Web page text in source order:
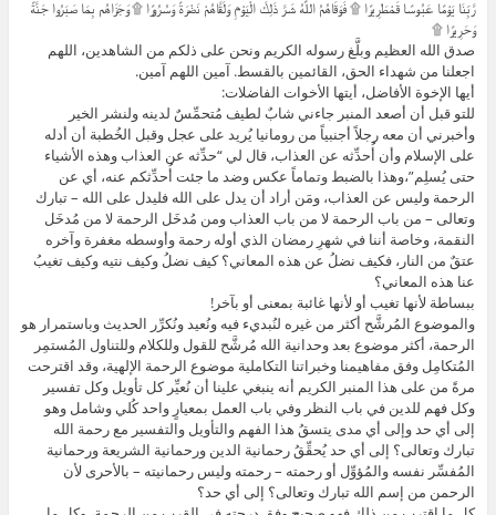
رَّبِّنَا يَوْمًا عَبُوسًا قَمْطَرِيرًا ۩ فَوَقَاهُمُ اللَّهُ شَرَّ ذَلِكَ الْيَوْمِ وَلَقَّاهُمْ نَضْرَةً وَسُرُورًا ۩ وَجَزَاهُم بِمَا صَبَرُوا جَنَّةً
وَحَرِيرًا ۩
صدق الله العظيم وبلَّغ رسوله الكريم ونحن على ذلكم من الشاهدين، اللهم
اجعلنا من شهداء الحق، القائمين بالقسط. آمين اللهم آمين.
أيها الإخوة الأفاضل، أيتها الأخوات الفاضلات:
للتو قبل أن أصعد المنبر جاءني شابٌ لطيف مُتحمِّسٌ لدينه ولنشر الخير
وأخبرني أن معه رجلاً أجنبياً من رومانيا يُريد على عجل وقبل الخُطبة أن أدله
على الإسلام وأن أُحدِّثه عن العذاب، قال لي “حدِّثه عن العذاب وهذه الأشياء
حتى يُسلِم”،وهذا بالضبط وتماماً عكس وضد ما جئت أُحدِّثكم عنه، أي عن
الرحمة وليس عن العذاب، ومَن أراد أن يدل على الله فليدل على الله – تبارك
وتعالى – من باب الرحمة لا من باب العذاب ومن مُدخَل الرحمة لا من مُدخَل
النقمة، وخاصة أننا في شهرِ رمضان الذي أوله رحمة وأوسطه مغفرة وآخره
عتقٌ من النار، فكيف نضلُ عن هذه المعاني؟ كيف نضلُ وكيف نتيه وكيف تغيبُ
عنا هذه المعاني؟
ببساطة لأنها تغيب أو لأنها غائبة بمعنى أو بآخر!
والموضوع المُرشَّح أكثر من غيره لنُبديء فيه ونُعيد ونُكرِّر الحديث وباستمرار هو
الرحمة، أكثر موضوع بعد وحدانية الله مُرشَّح للقول وللكلام وللتناول المُستمِر
المُتكامِل وفق مفاهيمنا وخبراتنا التكاملية موضوع الرحمة الإلهية، وقد اقترحت
مرةً من على هذا المنبر الكريم أنه ينبغي علينا أن نُعيِّر كل تأويل وكل تفسير
وكل فهم للدين في باب النظر وفي باب العمل بمعيارٍ واحد كُلي وشامل وهو
إلى أي حد وإلى أي مدى يتسقُ هذا الفهم والتأويل والتفسير مع رحمة الله
تبارك وتعالى؟ إلى أي حد يُحقِّقُ رحمانية الدين ورحمانية الشريعة ورحمانية
المُفسِّر نفسه والمُؤوِّل أو رحمته – رحمته وليس رحمانيته – بالأحرى لأن
الرحمن من إسم الله تبارك وتعالى؟ إلى أي حد؟